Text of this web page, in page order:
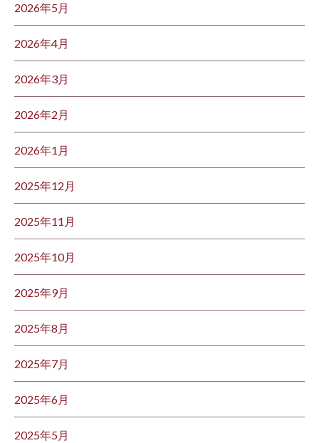
2026年5月
2026年4月
2026年3月
2026年2月
2026年1月
2025年12月
2025年11月
2025年10月
2025年9月
2025年8月
2025年7月
2025年6月
2025年5月